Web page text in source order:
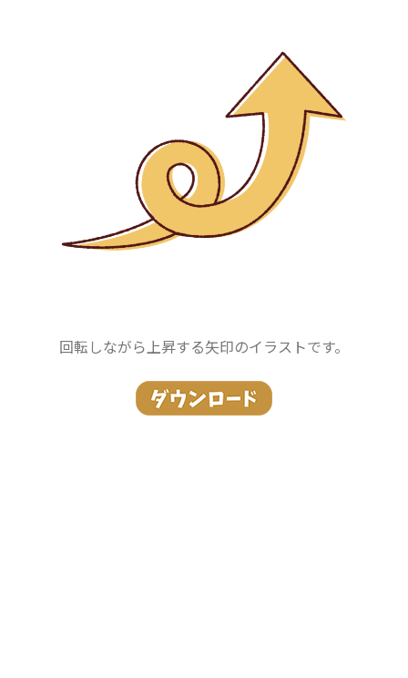
回転しながら上昇する矢印のイラストです。